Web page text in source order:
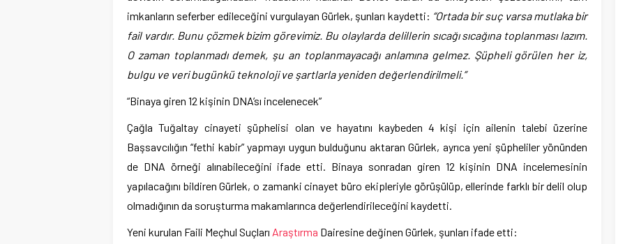
imkanların seferber edileceğini vurgulayan Gürlek, şunları kaydetti: “Ortada bir suç varsa mutlaka bir
fail vardır. Bunu çözmek bizim görevimiz. Bu olaylarda delillerin sıcağı sıcağına toplanması lazım.
O zaman toplanmadı demek, şu an toplanmayacağı anlamına gelmez. Şüpheli görülen her iz,
bulgu ve veri bugünkü teknoloji ve şartlarla yeniden değerlendirilmeli.”
“Binaya giren 12 kişinin DNA’sı incelenecek”
Çağla Tuğaltay cinayeti şüphelisi olan ve hayatını kaybeden 4 kişi için ailenin talebi üzerine
Başsavcılığın “fethi kabir” yapmayı uygun bulduğunu aktaran Gürlek, ayrıca yeni şüpheliler yönünden
de DNA örneği alınabileceğini ifade etti. Binaya sonradan giren 12 kişinin DNA incelemesinin
yapılacağını bildiren Gürlek, o zamanki cinayet büro ekipleriyle görüşülüp, ellerinde farklı bir delil olup
olmadığının da soruşturma makamlarınca değerlendirileceğini kaydetti.
Yeni kurulan Faili Meçhul Suçları Araştırma Dairesine değinen Gürlek, şunları ifade etti: